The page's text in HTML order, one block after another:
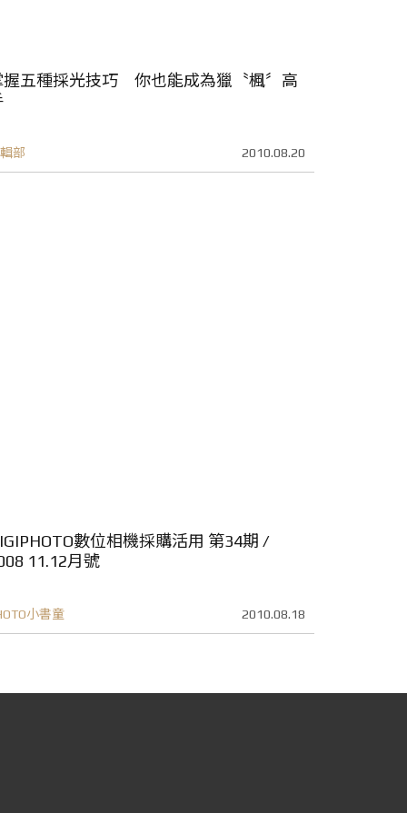
握五種採光技巧 你也能成為獵〝楓〞高
部 2010.08.20
數位相機採購活用 第34期 /
11.12月號
小書童 2010.08.18